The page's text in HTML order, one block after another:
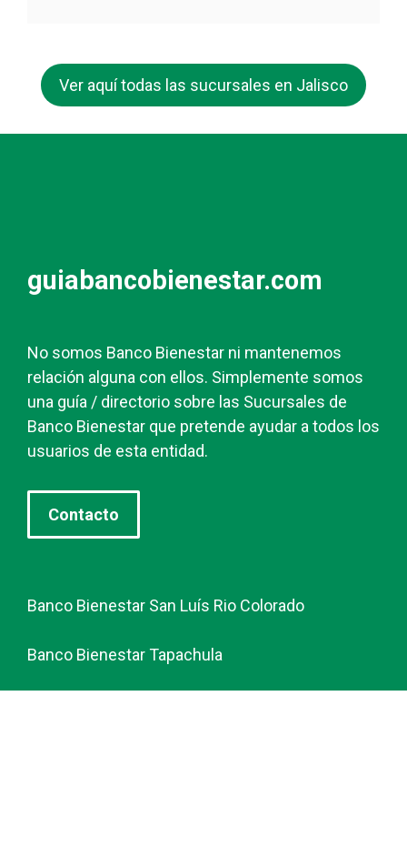
Ver aquí todas las sucursales en Jalisco
guiabancobienestar.com
No somos Banco Bienestar ni mantenemos
relación alguna con ellos. Simplemente somos
una guía / directorio sobre las Sucursales de
Banco Bienestar que pretende ayudar a todos los
usuarios de esta entidad.
Contacto
Banco Bienestar San Luís Rio Colorado
Banco Bienestar Tapachula